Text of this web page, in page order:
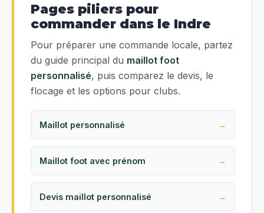
Pages piliers pour
commander dans le Indre
Pour préparer une commande locale, partez
du guide principal du maillot foot
personnalisé, puis comparez le devis, le
flocage et les options pour clubs.
Maillot personnalisé
Maillot foot avec prénom
Devis maillot personnalisé